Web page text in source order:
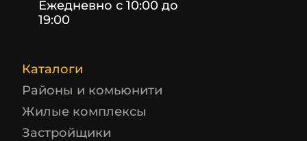
Ежедневно с 10:00 до
19:00
Каталоги
Районы и комьюнити
Жилые комплексы
Застройщики